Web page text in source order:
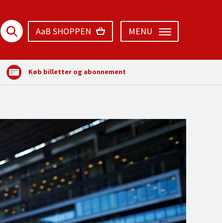
AaB SHOPPEN MENU
Køb billetter og abonnement